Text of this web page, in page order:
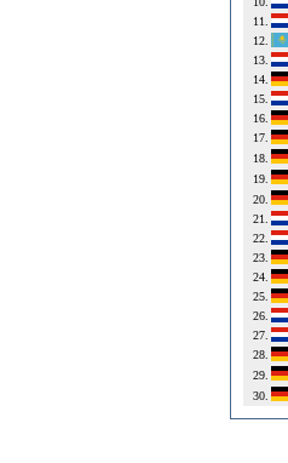
11.
12.
13.
14.
15.
16.
17.
18.
19.
20.
21.
22.
23.
24.
25.
26.
27.
28.
29.
30.